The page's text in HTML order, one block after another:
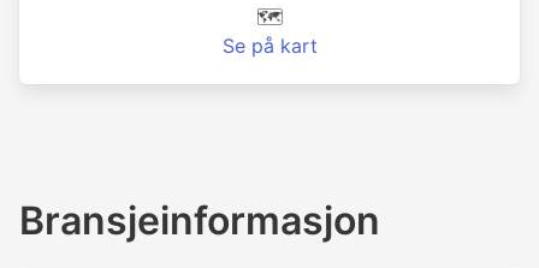
🗺️
Se på kart
Bransjeinformasjon